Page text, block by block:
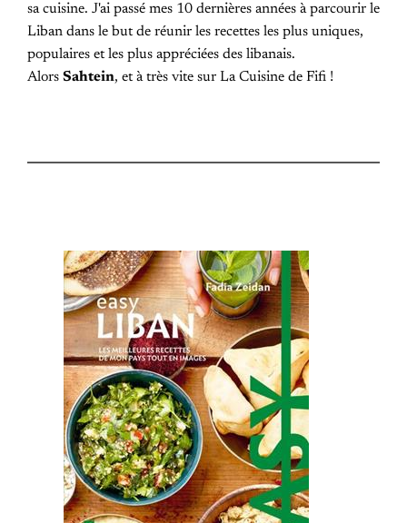
sa cuisine. J'ai passé mes 10 dernières années à parcourir le
Liban dans le but de réunir les recettes les plus uniques,
populaires et les plus appréciées des libanais.
Alors Sahtein, et à très vite sur La Cuisine de Fifi !